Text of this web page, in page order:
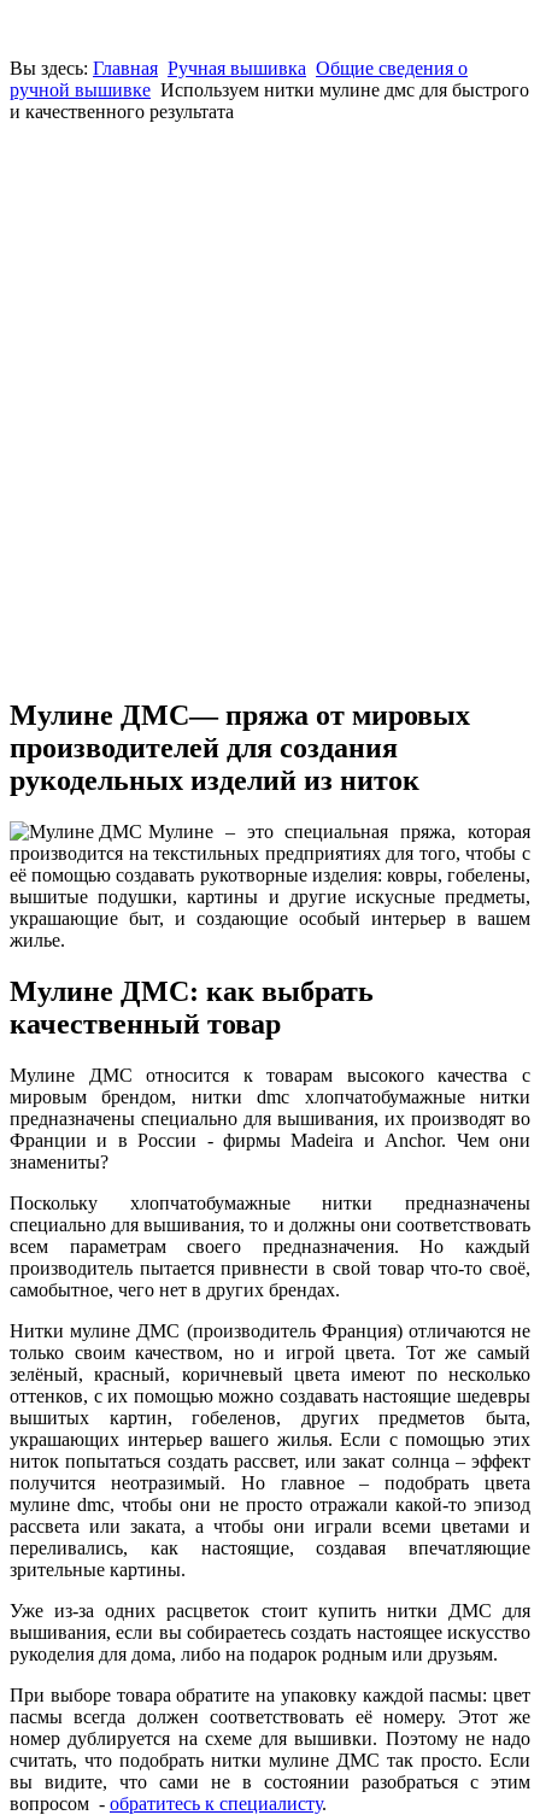
Вы здесь: Главная Ручная вышивка Общие сведения о
ручной вышивке Используем нитки мулине дмс для быстрого
и качественного результата
Мулине ДМС— пряжа от мировых
производителей для создания
рукодельных изделий из ниток
Мулине – это специальная пряжа, которая
производится на текстильных предприятиях для того, чтобы с
её помощью создавать рукотворные изделия: ковры, гобелены,
вышитые подушки, картины и другие искусные предметы,
украшающие быт, и создающие особый интерьер в вашем
жилье.
Мулине ДМС: как выбрать
качественный товар
Мулине ДМС относится к товарам высокого качества с
мировым брендом, нитки dmc хлопчатобумажные нитки
предназначены специально для вышивания, их производят во
Франции и в России - фирмы Madeira и Anchor. Чем они
знамениты?
Поскольку хлопчатобумажные нитки предназначены
специально для вышивания, то и должны они соответствовать
всем параметрам своего предназначения. Но каждый
производитель пытается привнести в свой товар что-то своё,
самобытное, чего нет в других брендах.
Нитки мулине ДМС (производитель Франция) отличаются не
только своим качеством, но и игрой цвета. Тот же самый
зелёный, красный, коричневый цвета имеют по несколько
оттенков, с их помощью можно создавать настоящие шедевры
вышитых картин, гобеленов, других предметов быта,
украшающих интерьер вашего жилья. Если с помощью этих
ниток попытаться создать рассвет, или закат солнца – эффект
получится неотразимый. Но главное – подобрать цвета
мулине dmc, чтобы они не просто отражали какой-то эпизод
рассвета или заката, а чтобы они играли всеми цветами и
переливались, как настоящие, создавая впечатляющие
зрительные картины.
Уже из-за одних расцветок стоит купить нитки ДМС для
вышивания, если вы собираетесь создать настоящее искусство
рукоделия для дома, либо на подарок родным или друзьям.
При выборе товара обратите на упаковку каждой пасмы: цвет
пасмы всегда должен соответствовать её номеру. Этот же
номер дублируется на схеме для вышивки. Поэтому не надо
считать, что подобрать нитки мулине ДМС так просто. Если
вы видите, что сами не в состоянии разобраться с этим
вопросом - обратитесь к специалисту.